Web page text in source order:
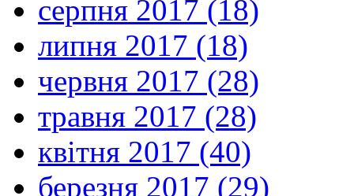
серпня 2017 (18)
липня 2017 (18)
червня 2017 (28)
травня 2017 (28)
квітня 2017 (40)
березня 2017 (29)